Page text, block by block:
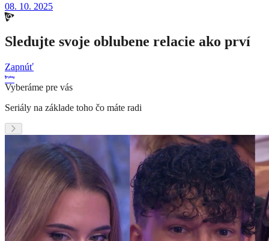
08. 10. 2025
Sledujte svoje oblubene relacie ako prví
Zapnúť
Vyberáme pre vás
Seriály na základe toho čo máte radi